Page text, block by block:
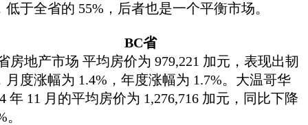
低于全省的 55%，后者也是一个平衡市场。
BC省
房地产市场 平均房价为 979,221 加元，表现出韧
月度涨幅为 1.4%，年度涨幅为 1.7%。大温哥华
年 11 月的平均房价为 1,276,716 加元，同比下降
。